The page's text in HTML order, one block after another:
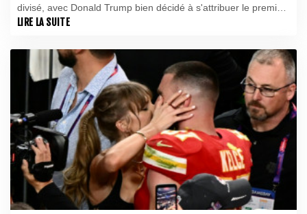
divisé, avec Donald Trump bien décidé à s'attribuer le premier
rôle à Washington.
LIRE LA SUITE